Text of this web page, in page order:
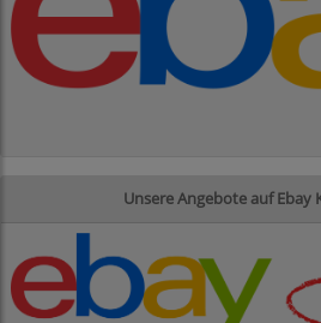
Unsere Angebote auf Ebay